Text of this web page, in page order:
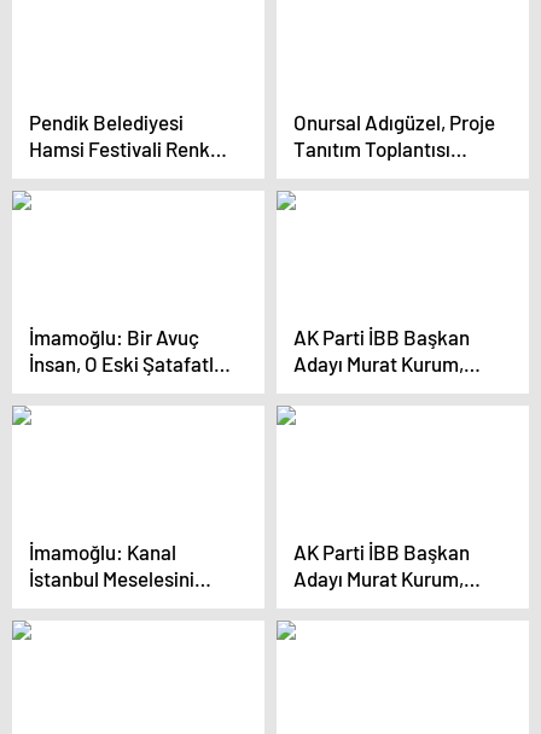
Pendik Belediyesi
Hamsi Festivali Renkli
Görüntülere Sahne
Oldu
Onursal Adıgüzel, Proje
Tanıtım Toplantısı
Düzenledi…
“Yapacağımız Projeler
İmamoğlu: Bir Avuç
İnsan, O Eski Şatafatlı
Günlerine Dönmek
İstiyor
AK Parti İBB Başkan
Adayı Murat Kurum,
Kastamonu’da sel
felaketinden zarar
İmamoğlu: Kanal
İstanbul Meselesini
Milletin Zihninden
Söküp Atacağız
AK Parti İBB Başkan
Adayı Murat Kurum,
İstanbul’da
Vatandaşlarla Buluştu